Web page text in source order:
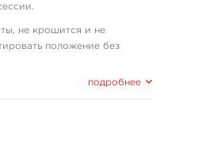
не крошится и не
положение без
с термопринтера или
и чёткость
подробнее